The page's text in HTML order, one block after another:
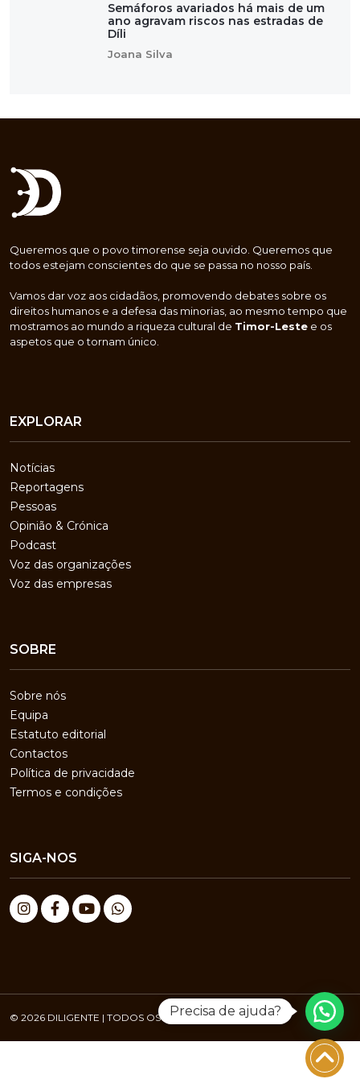
Semáforos avariados há mais de um
ano agravam riscos nas estradas de
Díli
Joana Silva
Queremos que o povo timorense seja ouvido. Queremos que
todos estejam conscientes do que se passa no nosso país.
Vamos dar voz aos cidadãos, promovendo debates sobre os
direitos humanos e a defesa das minorias, ao mesmo tempo que
mostramos ao mundo a riqueza cultural de Timor-Leste e os
aspetos que o tornam único.
EXPLORAR
Notícias
Reportagens
Pessoas
Opinião & Crónica
Podcast
Voz das organizações
Voz das empresas
SOBRE
Sobre nós
Equipa
Estatuto editorial
Contactos
Política de privacidade
Termos e condições
SIGA-NOS
© 2026 DILIGENTE | TODOS OS DIREITOS RESERVADOS
Precisa de ajuda?